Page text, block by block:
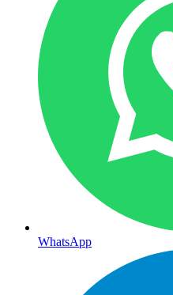
WhatsApp